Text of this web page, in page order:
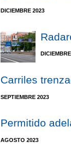
DICIEMBRE 2023
Carriles
SEPTIEMBRE 2023
Permitido
AGOSTO 2023